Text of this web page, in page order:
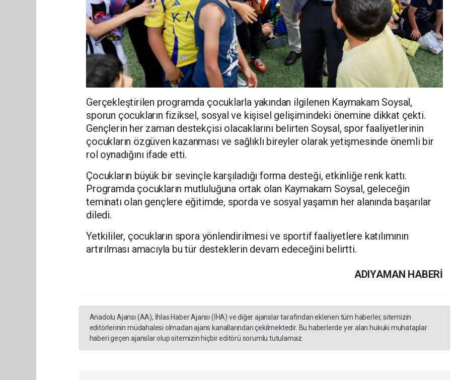
Gerçekleştirilen programda çocuklarla yakından ilgilenen Kaymakam Soysal,
sporun çocukların fiziksel, sosyal ve kişisel gelişimindeki önemine dikkat çekti.
Gençlerin her zaman destekçisi olacaklarını belirten Soysal, spor faaliyetlerinin
çocukların özgüven kazanması ve sağlıklı bireyler olarak yetişmesinde önemli bir
rol oynadığını ifade etti.
Çocukların büyük bir sevinçle karşıladığı forma desteği, etkinliğe renk kattı.
Programda çocukların mutluluğuna ortak olan Kaymakam Soysal, geleceğin
teminatı olan gençlere eğitimde, sporda ve sosyal yaşamın her alanında başarılar
diledi.
Yetkililer, çocukların spora yönlendirilmesi ve sportif faaliyetlere katılımının
artırılması amacıyla bu tür desteklerin devam edeceğini belirtti.
ADIYAMAN HABERİ
Anadolu Ajansı (AA), İhlas Haber Ajansı (İHA) ve diğer ajanslar tarafından eklenen tüm haberler, sitemizin
editörlerinin müdahalesi olmadan ajans kanallarından çekilmektedir. Bu haberlerde yer alan hukuki muhataplar
haberi geçen ajanslar olup sitemizin hiçbir editörü sorumlu tutulamaz.